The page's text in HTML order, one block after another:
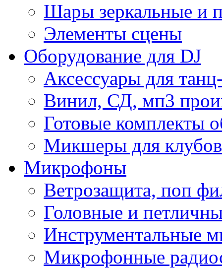
Шары зеркальные и
Элементы сцены
Оборудование для DJ
Аксессуары для
Винил, СД, мп3
Готовые комплекты
Микшеры для клубов
Микрофоны
Ветрозащита, поп
Головные и
Инструментальные
Микрофонные